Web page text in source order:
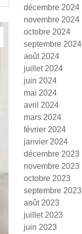
décembre 2024
novembre 2024
octobre 2024
septembre 2024
août 2024
juillet 2024
juin 2024
mai 2024
avril 2024
mars 2024
février 2024
janvier 2024
décembre 2023
novembre 2023
octobre 2023
septembre 2023
août 2023
juillet 2023
juin 2023